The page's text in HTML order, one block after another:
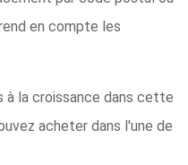
en compte les
à la croissance dans cette
acheter dans l'une de